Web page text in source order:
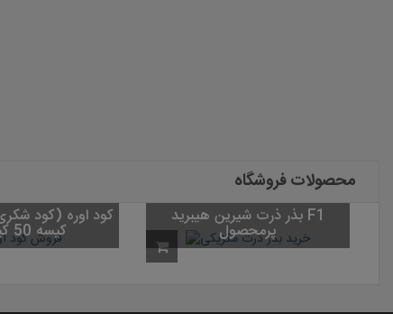
محصولات فروشگاه
کیسه 50 کیلویی
بذر ذرت شیرین هیبرید F1
پرمحصول